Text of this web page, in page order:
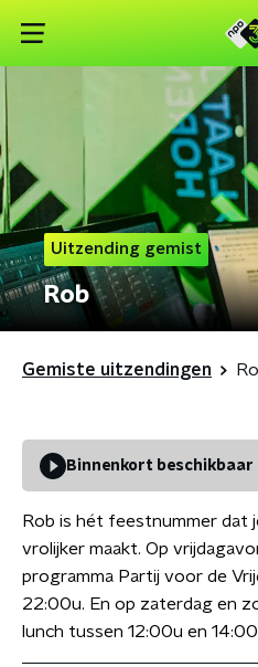
Uitzending gemist
Rob
Gemiste uitzendingen
Binnenkort beschikbaar
Rob is hét feestnummer dat
vrolijker maakt. Op
programma Partij voor de
22:00u. En op zaterdag en
lunch tussen 12:00u en